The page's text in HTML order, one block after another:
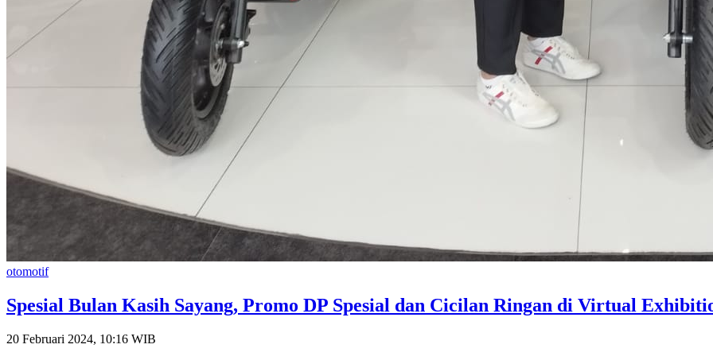
otomotif
Spesial Bulan Kasih Sayang, Promo DP Spesial dan Cicilan Ringan di Virtual
20 Februari 2024, 10:16 WIB